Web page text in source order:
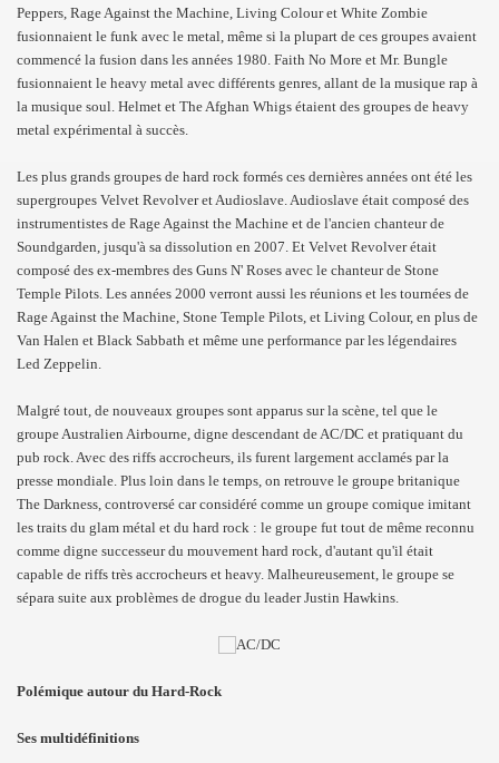
Peppers, Rage Against the Machine, Living Colour et White Zombie
fusionnaient le funk avec le metal, même si la plupart de ces groupes avaient
commencé la fusion dans les années 1980. Faith No More et Mr. Bungle
fusionnaient le heavy metal avec différents genres, allant de la musique rap à
la musique soul. Helmet et The Afghan Whigs étaient des groupes de heavy
metal expérimental à succès.
Les plus grands groupes de hard rock formés ces dernières années ont été les
supergroupes Velvet Revolver et Audioslave. Audioslave était composé des
instrumentistes de Rage Against the Machine et de l'ancien chanteur de
Soundgarden, jusqu'à sa dissolution en 2007. Et Velvet Revolver était
composé des ex-membres des Guns N' Roses avec le chanteur de Stone
Temple Pilots. Les années 2000 verront aussi les réunions et les tournées de
Rage Against the Machine, Stone Temple Pilots, et Living Colour, en plus de
Van Halen et Black Sabbath et même une performance par les légendaires
Led Zeppelin.
Malgré tout, de nouveaux groupes sont apparus sur la scène, tel que le
groupe Australien Airbourne, digne descendant de AC/DC et pratiquant du
pub rock. Avec des riffs accrocheurs, ils furent largement acclamés par la
presse mondiale. Plus loin dans le temps, on retrouve le groupe britanique
The Darkness, controversé car considéré comme un groupe comique imitant
les traits du glam métal et du hard rock : le groupe fut tout de même reconnu
comme digne successeur du mouvement hard rock, d'autant qu'il était
capable de riffs très accrocheurs et heavy. Malheureusement, le groupe se
sépara suite aux problèmes de drogue du leader Justin Hawkins.
Polémique autour du Hard-Rock
Ses multidéfinitions